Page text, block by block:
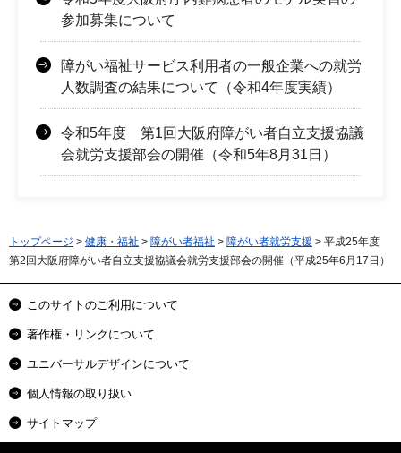
参加募集について
障がい福祉サービス利用者の一般企業への就労
人数調査の結果について（令和4年度実績）
令和5年度 第1回大阪府障がい者自立支援協議
会就労支援部会の開催（令和5年8月31日）
トップページ > 健康・福祉 > 障がい者福祉 > 障がい者就労支援 > 平成25年度
第2回大阪府障がい者自立支援協議会就労支援部会の開催（平成25年6月17日）
このサイトのご利用について
著作権・リンクについて
ユニバーサルデザインについて
個人情報の取り扱い
サイトマップ